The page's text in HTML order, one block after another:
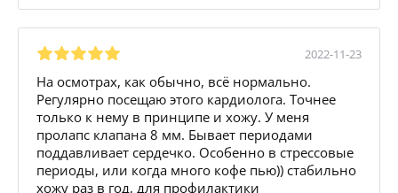
2022-11-23
На осмотрах, как обычно, всё нормально.
Регулярно посещаю этого кардиолога. Точнее
только к нему в принципе и хожу. У меня
пролапс клапана 8 мм. Бывает периодами
поддавливает сердечко. Особенно в стрессовые
периоды, или когда много кофе пью)) стабильно
хожу раз в год, для профилактики